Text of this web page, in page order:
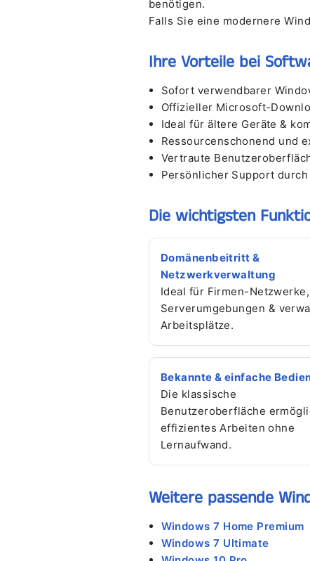
benötigen.
Falls Sie eine modernere
Ihre Vorteile bei
Sofort verwendbarer
Offizieller Microsoft-
Ideal für ältere Geräte &
Ressourcenschonend und
Vertraute
Persönlicher Support
Die wichtigsten
Domänenbeitritt &
Netzwerkverwaltung
Ideal für Firmen-Netzwerke,
Serverumgebungen &
Arbeitsplätze.
Bekannte & einfache
Die klassische
Benutzeroberfläche
effizientes Arbeiten ohne
Lernaufwand.
Weitere passende
Windows 7 Home Premium
Windows 7 Ultimate